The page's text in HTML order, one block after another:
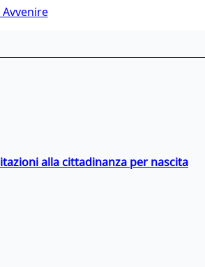
alla cittadinanza per nascita